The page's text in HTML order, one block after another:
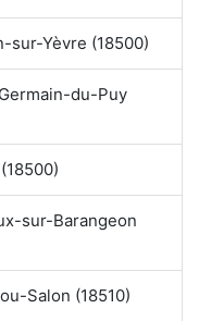
sur-Yèvre (18500)
du-Puy
sur-Barangeon
Salon (18510)